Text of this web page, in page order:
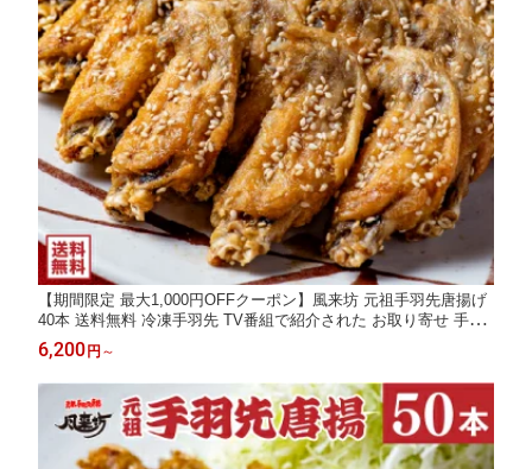
【期間限定 最大1,000円OFFクーポン】風来坊 元祖手羽先唐揚げ
40本 送料無料 冷凍手羽先 TV番組で紹介された お取り寄せ 手羽
先 唐揚げ レンジ調理 贈答 土産 お土産 通販 名古屋 2026 ギフト
楽天 御中元 お中元 残暑見舞い
6,200 円 ～